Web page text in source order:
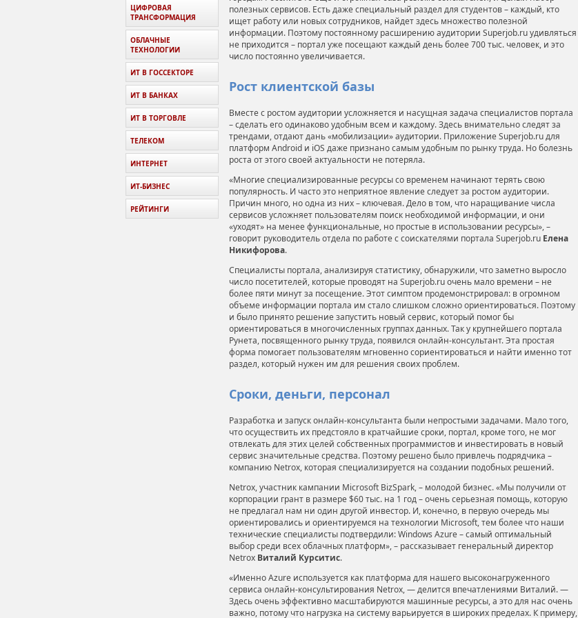
полезных сервисов. Есть даже специальный раздел для студентов – каждый, кто
ищет работу или новых сотрудников, найдет здесь множество полезной
информации. Поэтому постоянному расширению аудитории Superjob.ru удивляться
не приходится – портал уже посещают каждый день более 700 тыс. человек, и это
число постоянно увеличивается.
Рост клиентской базы
Вместе с ростом аудитории усложняется и насущная задача специалистов портала
– сделать его одинаково удобным всем и каждому. Здесь внимательно следят за
трендами, отдают дань «мобилизации» аудитории. Приложение Superjob.ru для
платформ Android и iOS даже признано самым удобным по рынку труда. Но болезнь
роста от этого своей актуальности не потеряла.
«Многие специализированные ресурсы со временем начинают терять свою
популярность. И часто это неприятное явление следует за ростом аудитории.
Причин много, но одна из них – ключевая. Дело в том, что наращивание числа
сервисов усложняет пользователям поиск необходимой информации, и они
«уходят» на менее функциональные, но простые в использовании ресурсы», –
говорит руководитель отдела по работе с соискателями портала Superjob.ru Елена
Никифорова.
Специалисты портала, анализируя статистику, обнаружили, что заметно выросло
число посетителей, которые проводят на Superjob.ru очень мало времени – не
более пяти минут за посещение. Этот симптом продемонстрировал: в огромном
объеме информации портала им стало слишком сложно ориентироваться. Поэтому
и было принято решение запустить новый сервис, который помог бы
ориентироваться в многочисленных группах данных. Так у крупнейшего портала
Рунета, посвященного рынку труда, появился онлайн-консультант. Эта простая
форма помогает пользователям мгновенно сориентироваться и найти именно тот
раздел, который нужен им для решения своих проблем.
Сроки, деньги, персонал
Разработка и запуск онлайн-консультанта были непростыми задачами. Мало того,
что осуществить их предстояло в кратчайшие сроки, портал, кроме того, не мог
отвлекать для этих целей собственных программистов и инвестировать в новый
сервис значительные средства. Поэтому решено было привлечь подрядчика –
компанию Netrox, которая специализируется на создании подобных решений.
Netrox, участник кампании Microsoft BizSpark, – молодой бизнес. «Мы получили от
корпорации грант в размере $60 тыс. на 1 год – очень серьезная помощь, которую
не предлагал нам ни один другой инвестор. И, конечно, в первую очередь мы
ориентировались и ориентируемся на технологии Microsoft, тем более что наши
технические специалисты подтвердили: Windows Azure – самый оптимальный
выбор среди всех облачных платформ», – рассказывает генеральный директор
Netrox Виталий Курситис.
«Именно Azure используется как платформа для нашего высоконагруженного
сервиса онлайн-консультирования Netrox, — делится впечатлениями Виталий. —
Здесь очень эффективно масштабируются машинные ресурсы, а это для нас очень
важно, потому что нагрузка на систему варьируется в широких пределах. К примеру,
ЦИФРОВАЯ
ТРАНСФОРМАЦИЯ
ОБЛАЧНЫЕ
ТЕХНОЛОГИИ
ИТ В ГОССЕКТОРЕ
ИТ В БАНКАХ
ИТ В ТОРГОВЛЕ
ТЕЛЕКОМ
ИНТЕРНЕТ
ИТ-БИЗНЕС
РЕЙТИНГИ